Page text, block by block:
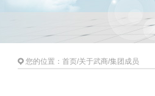
您的位置： 首页/关于武商/集团成员